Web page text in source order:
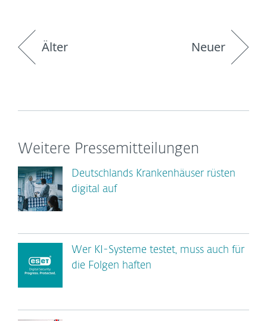
Älter Neuer
Weitere Pressemitteilungen
Deutschlands Krankenhäuser rüsten
digital auf
Wer KI-Systeme testet, muss auch für
die Folgen haften